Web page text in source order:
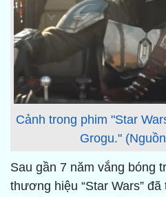
Cảnh trong phim "Star
Grogu."
Sau gần 7 năm vắng bóng
thương hiệu “Star Wars”